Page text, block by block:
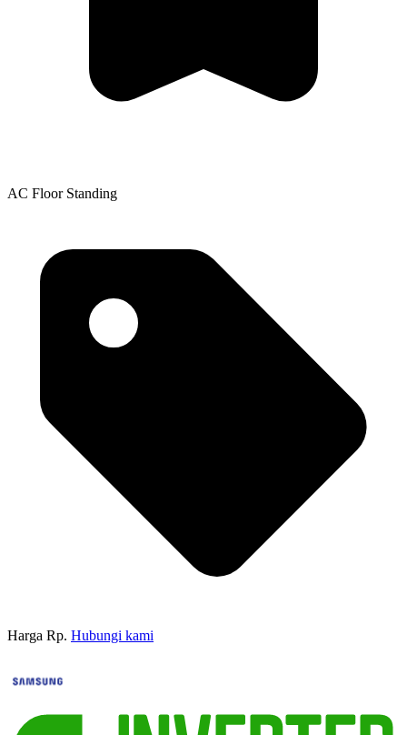
AC Floor Standing
Harga Rp. Hubungi kami